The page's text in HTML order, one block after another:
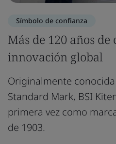
Símbolo de confianza
Más de 120 años de
innovación global
Originalmente
Standard Mark, BSI
primera vez como
de 1903.